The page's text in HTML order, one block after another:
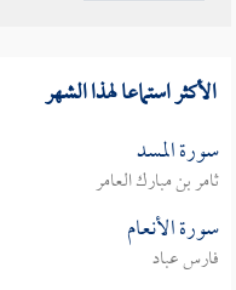
الأكثر استماعا لهذا الشهر
سورة المسد
ثامر بن مبارك العامر
سورة الأنعام
فارس عباد